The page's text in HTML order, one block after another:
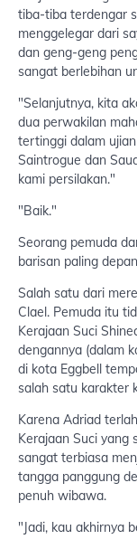
tiba-tiba terdengar
menggelegar dari
dan geng-geng
sangat berlebihan
"Selanjutnya, kita
dua perwakilan
tertinggi dalam
Saintrogue dan
kami persilakan."
"Baik."
Seorang pemuda
barisan paling
Salah satu dari
Clael. Pemuda itu
Kerajaan Suci
dengannya (dalam
di kota Eggbell
salah satu karakter
Karena Adriad
Kerajaan Suci yang
sangat terbiasa
tangga panggung
penuh wibawa.
"Jadi, kau akhirnya